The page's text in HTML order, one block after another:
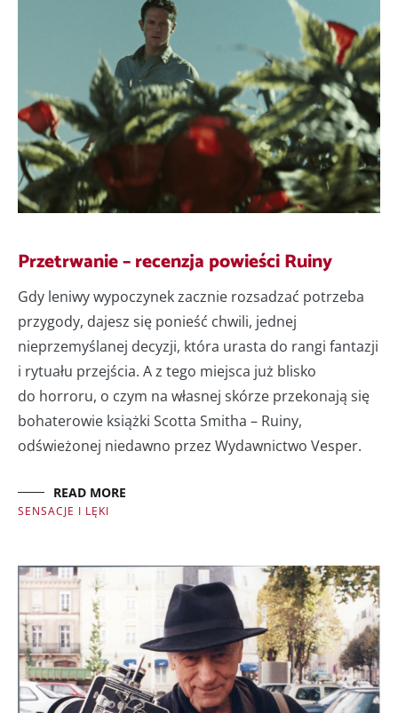
Przetrwanie – recenzja powieści Ruiny
Gdy leniwy wypoczynek zacznie rozsadzać potrzeba
przygody, dajesz się ponieść chwili, jednej
nieprzemyślanej decyzji, która urasta do rangi fantazji
i rytuału przejścia. A z tego miejsca już blisko
do horroru, o czym na własnej skórze przekonają się
bohaterowie książki Scotta Smitha – Ruiny,
odświeżonej niedawno przez Wydawnictwo Vesper.
READ MORE
SENSACJE I LĘKI